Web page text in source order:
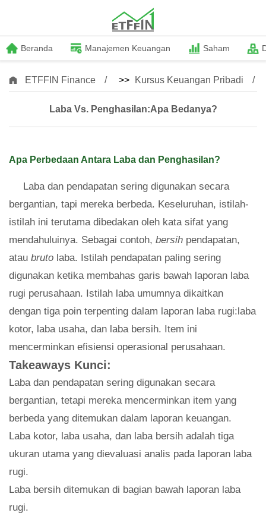
Beranda Manajemen Keuangan Saham
ETFFIN Finance >> Kursus Keuangan Pribadi
Laba Vs. Penghasilan:Apa Bedanya?
Apa Perbedaan Antara Laba dan Penghasilan?
Laba dan pendapatan sering digunakan secara
bergantian, tapi mereka berbeda. Keseluruhan, istilah-
istilah ini terutama dibedakan oleh kata sifat yang
mendahuluinya. Sebagai contoh, bersih pendapatan,
atau bruto laba. Istilah pendapatan paling sering
digunakan ketika membahas garis bawah laporan laba
rugi perusahaan. Istilah laba umumnya dikaitkan
dengan tiga poin terpenting dalam laporan laba rugi:laba
kotor, laba usaha, dan laba bersih. Item ini
mencerminkan efisiensi operasional perusahaan.
Takeaways Kunci:
Laba dan pendapatan sering digunakan secara
bergantian, tetapi mereka mencerminkan item yang
berbeda yang ditemukan dalam laporan keuangan.
Laba kotor, laba usaha, dan laba bersih adalah tiga
ukuran utama yang dievaluasi analis pada laporan laba
rugi.
Laba bersih ditemukan di bagian bawah laporan laba
rugi.